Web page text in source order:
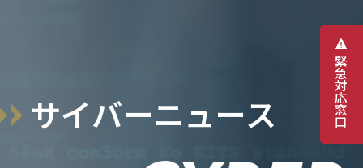
緊
急
対
応
窓
口
サイバーニュース